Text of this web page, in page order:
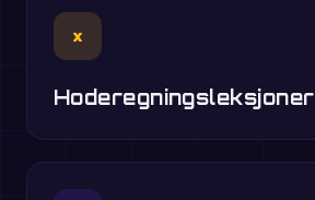
×
Hoderegningsleksjoner